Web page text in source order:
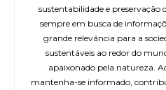
sustentabilidade e
sempre em busca de
grande relevância para a
sustentáveis ao redor do
apaixonado pela natureza.
mantenha-se informado,